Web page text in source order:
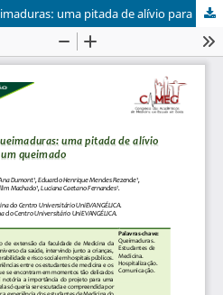
Palhaço no hospital de queimaduras: uma pitada de alívio para um queimad